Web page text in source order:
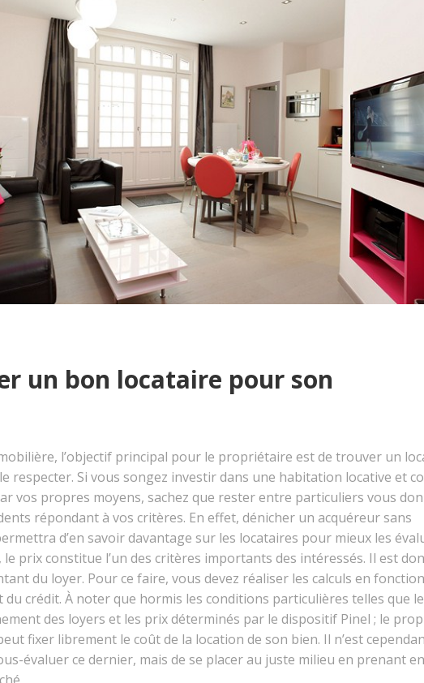
un bon locataire pour son
l’objectif principal pour le propriétaire est de trouver un
respecter. Si vous songez investir dans une habitation locative et
vos propres moyens, sachez que rester entre particuliers vous
répondant à vos critères. En effet, dénicher un acquéreur sans
d’en savoir davantage sur les locataires pour mieux les
prix constitue l’un des critères importants des intéressés. Il est
du loyer. Pour ce faire, vous devez réaliser les calculs en
crédit. À noter que hormis les conditions particulières telles que
des loyers et les prix déterminés par le dispositif Pinel ; le
fixer librement le coût de la location de son bien. Il n’est
évaluer ce dernier, mais de se placer au juste milieu en prenant